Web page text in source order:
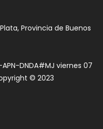
Provincia de Buenos
DNDA#MJ viernes 07
© 2023